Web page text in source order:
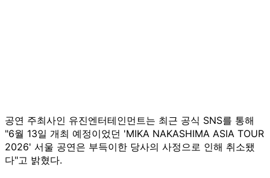
공연 주최사인 유진엔터테인먼트는 최근 공식 SNS를 통해
"6월 13일 개최 예정이었던 'MIKA NAKASHIMA ASIA TOUR
2026' 서울 공연은 부득이한 당사의 사정으로 인해 취소됐
다"고 밝혔다.